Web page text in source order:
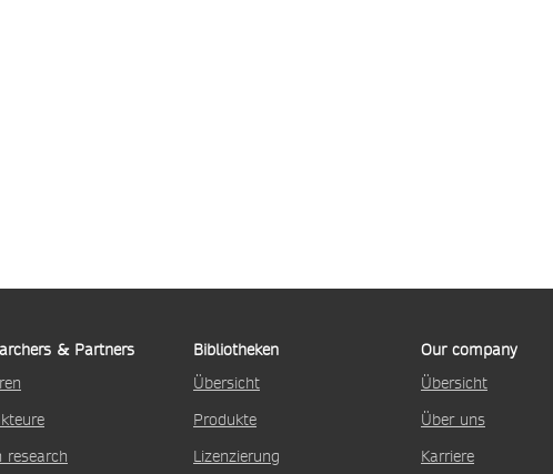
& Partners
research
Bibliotheken
Übersicht
Produkte
Lizenzierung
Our company
Übersicht
Über uns
Karriere